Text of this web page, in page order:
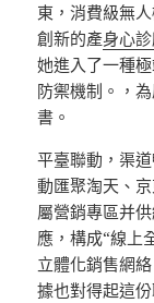
東，消費級無
創新的產身心
她進入了一種
防禦機制。，
書。
平臺聯動，渠
動匯聚淘天、
屬營銷專區并
應，構成“線上
立體化銷售網
據也對得起這